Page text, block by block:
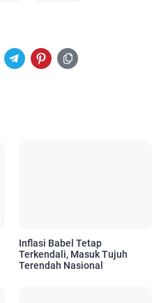
Inflasi Babel Tetap
Terkendali, Masuk Tujuh
Terendah Nasional